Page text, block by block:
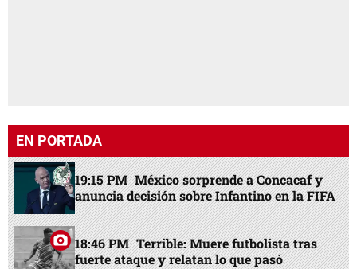
EN PORTADA
19:15 PM México sorprende a Concacaf y
anuncia decisión sobre Infantino en la FIFA
18:46 PM Terrible: Muere futbolista tras
fuerte ataque y relatan lo que pasó